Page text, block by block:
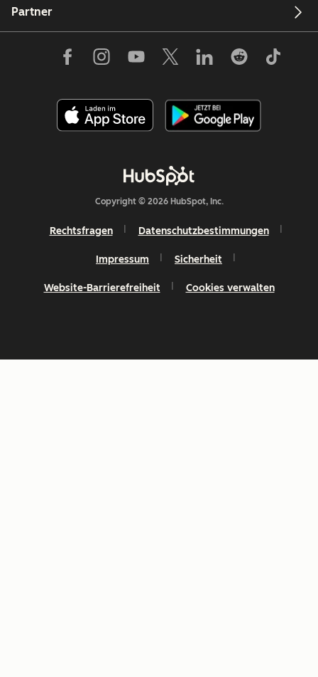
Partner
Copyright © 2026 HubSpot, Inc.
Rechtsfragen Datenschutzbestimmungen
Impressum Sicherheit
Website-Barrierefreiheit Cookies verwalten